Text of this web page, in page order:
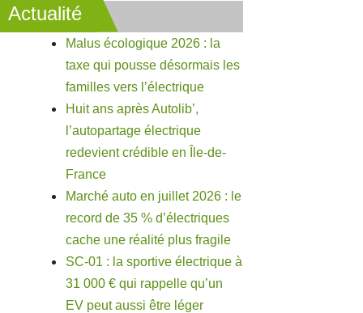
Actualité
Malus écologique 2026 : la
taxe qui pousse désormais les
familles vers l’électrique
Huit ans après Autolib’,
l’autopartage électrique
redevient crédible en Île-de-
France
Marché auto en juillet 2026 : le
record de 35 % d’électriques
cache une réalité plus fragile
SC-01 : la sportive électrique à
31 000 € qui rappelle qu’un
EV peut aussi être léger